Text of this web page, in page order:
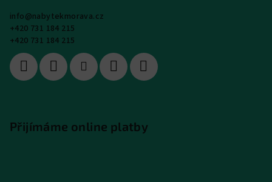
info@nabytekmorava.cz
+420 731 184 215
+420 731 184 215
Přijímáme online platby